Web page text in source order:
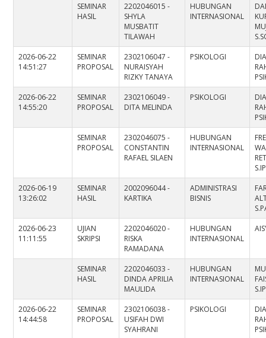
SEMINAR
HASIL
2202046015 -
SHYLA
MUSBATIT
TILAWAH
HUBUNGAN
INTERNASIONAL
2026-06-22
14:51:27
SEMINAR
PROPOSAL
2302106047 -
NURAISYAH
RIZKY TANAYA
PSIKOLOGI
2026-06-22
14:55:20
SEMINAR
PROPOSAL
2302106049 -
DITA MELINDA
PSIKOLOGI
SEMINAR
PROPOSAL
2302046075 -
CONSTANTIN
RAFAEL SILAEN
HUBUNGAN
INTERNASIONAL
2026-06-19
13:26:02
SEMINAR
HASIL
2002096044 -
KARTIKA
ADMINISTRASI
BISNIS
2026-06-23
11:11:55
UJIAN
SKRIPSI
2202046020 -
RISKA
RAMADANA
HUBUNGAN
INTERNASIONAL
SEMINAR
HASIL
2202046033 -
DINDA APRILIA
MAULIDA
HUBUNGAN
INTERNASIONAL
2026-06-22
14:44:58
SEMINAR
PROPOSAL
2302106038 -
USIFAH DWI
SYAHRANI
PSIKOLOGI